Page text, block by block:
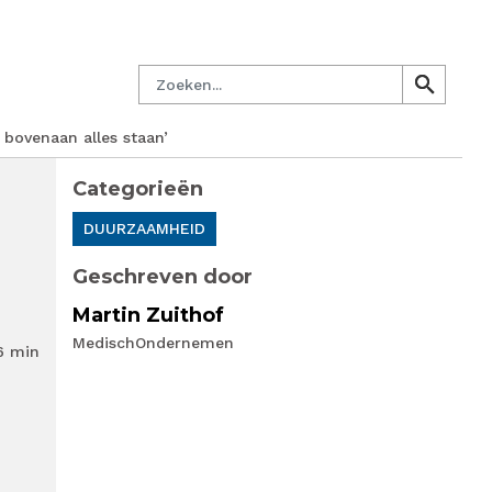
Zoeken
search
search
alles staan’
min
Categorieën
DUURZAAMHEID
Geschreven door
Martin Zuithof
MedischOndernemen